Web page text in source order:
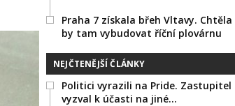
Praha 7 získala břeh Vltavy. Chtěla
by tam vybudovat říční plovárnu
NEJČTENĚJŠÍ ČLÁNKY
Politici vyrazili na Pride. Zastupitel
vyzval k účasti na jiné…